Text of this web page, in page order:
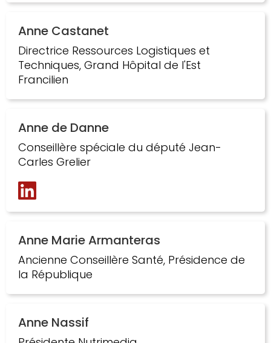
Anne Castanet
Directrice Ressources Logistiques et
Techniques, Grand Hôpital de l'Est
Francilien
Anne de Danne
Conseillère spéciale du député Jean-
Carles Grelier
Anne Marie Armanteras
Ancienne Conseillère Santé, Présidence de
la République
Anne Nassif